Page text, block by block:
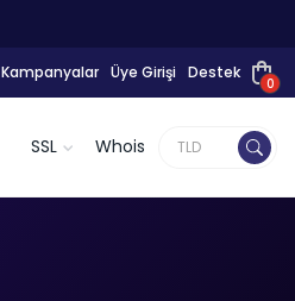
Kampanyalar Üye Girişi Destek
0
SSL Whois